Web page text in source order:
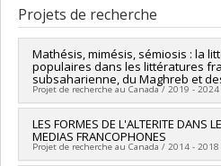
Cycle : Maîtrise
Diplôme obtenu :M.A.
Lien vers le document dans
Projets de recherche
Mathésis, mimésis, sémiosis : la
populaires dans les littératures
subsaharienne, du Maghreb et
Projet de recherche au Canada / 2019 - 2024
Chercheur principal :Christiane
Co-chercheurs :Josias Semujanga,
Sources de financement :
LES FORMES DE L'ALTERITE DANS
MEDIAS FRANCOPHONES
Projet de recherche au Canada / 2014 - 2018